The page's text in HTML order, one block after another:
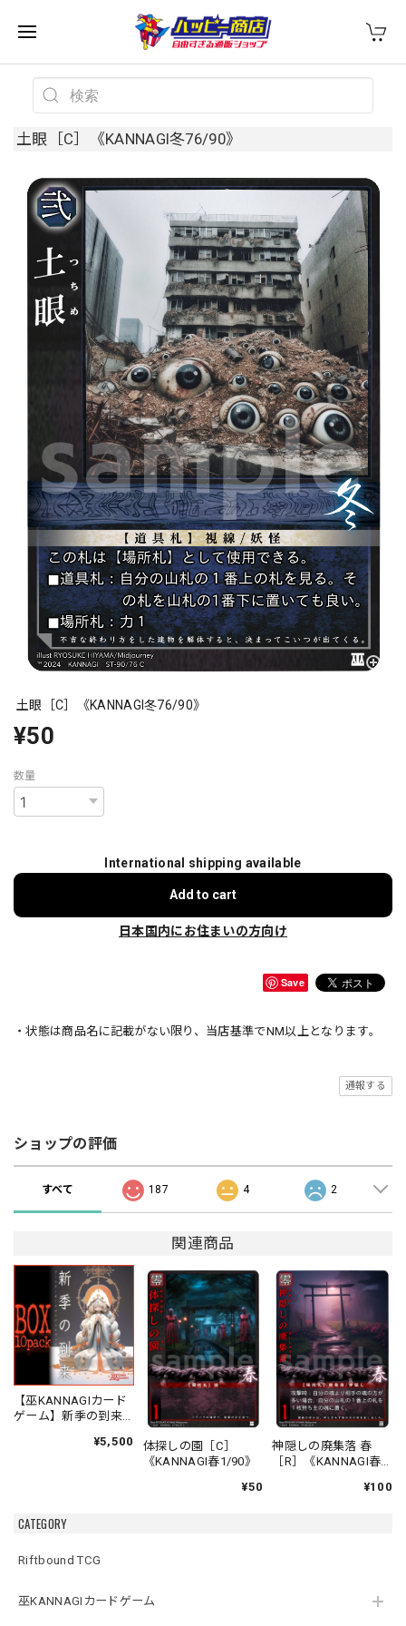
CATEGORY
Riftbound TCG
巫KANNAGIカードゲーム
土眼［C］《KANNAGI冬76/90》
土眼［C］《KANNAGI冬76/90》
¥50
数量
International shipping available
Add to cart
日本国内にお住まいの方向け
Save
・状態は商品名に記載がない限り、当店基準でNM以上となります。
通報する
ショップの評価
すべて 187 4 2
関連商品
【巫KANNAGIカード
ゲーム】新季の到来
¥5,500
体探しの園［C］
《KANNAGI春1/90》
¥50
神隠しの廃集落 春
［R］《KANNAGI春
¥100